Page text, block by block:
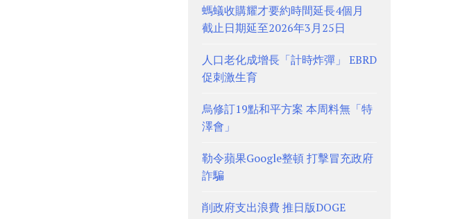
螞蟻收購耀才要約時間延長4個月
截止日期延至2026年3月25日
人口老化成增長「計時炸彈」 EBRD
促刺激生育
烏修訂19點和平方案 本周料無「特
澤會」
勒令蘋果Google整頓 打擊冒充政府
詐騙
削政府支出浪費 推日版DOGE